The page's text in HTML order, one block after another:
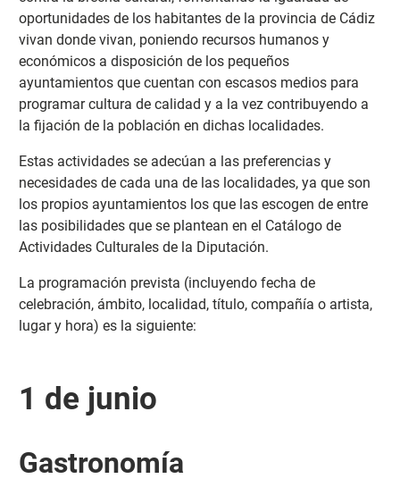
oportunidades de los habitantes de la provincia de Cádiz
vivan donde vivan, poniendo recursos humanos y
económicos a disposición de los pequeños
ayuntamientos que cuentan con escasos medios para
programar cultura de calidad y a la vez contribuyendo a
la fijación de la población en dichas localidades.
Estas actividades se adecúan a las preferencias y
necesidades de cada una de las localidades, ya que son
los propios ayuntamientos los que las escogen de entre
las posibilidades que se plantean en el Catálogo de
Actividades Culturales de la Diputación.
La programación prevista (incluyendo fecha de
celebración, ámbito, localidad, título, compañía o artista,
lugar y hora) es la siguiente:
1 de junio
Gastronomía